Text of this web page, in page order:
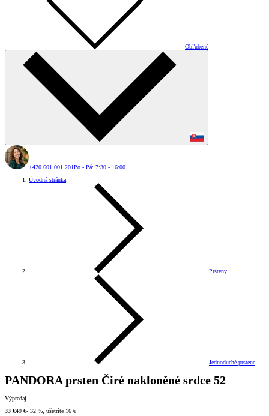
Obľúbené
+420 601 001 201Po - Pá: 7:30 - 16:00
Úvodná stránka
Prsteny
Jednoduché prstene
PANDORA prsten Čiré nakloněné srdce 52
Výpredaj
33 €49 €- 32 %, ušetríte 16 €